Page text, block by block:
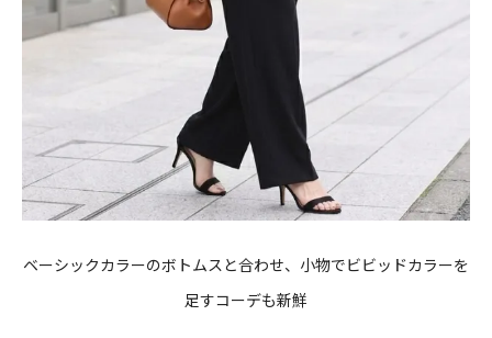
ベーシックカラーのボトムスと合わせ、小物でビビッドカラーを
足すコーデも新鮮